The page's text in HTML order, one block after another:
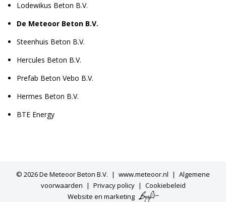
Lodewikus Beton B.V.
De Meteoor Beton B.V.
Steenhuis Beton B.V.
Hercules Beton B.V.
Prefab Beton Vebo B.V.
Hermes Beton B.V.
BTE Energy
© 2026De Meteoor Beton B.V. www.meteoor.nl
Algemene
voorwaarden
Privacy policy
Cookiebeleid
Website en marketing